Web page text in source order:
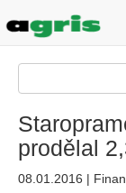
prodělal
08.01.2016 |